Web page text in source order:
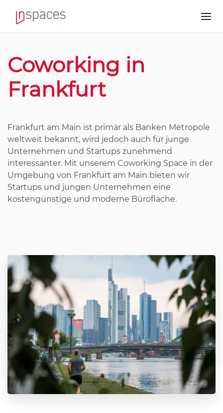
Coworking in
Frankfurt
Frankfurt am Main ist primär als Banken Metropole
weltweit bekannt, wird jedoch auch für junge
Unternehmen und Startups zunehmend
interessanter. Mit unserem Coworking Space in der
Umgebung von Frankfurt am Main bieten wir
Startups und jungen Unternehmen eine
kostengünstige und moderne Bürofläche.